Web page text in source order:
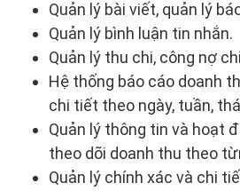
Quản lý bài viết, quản lý
Quản lý bình luận tin nhắn.
Quản lý thu chi, công nợ
Hệ thống báo cáo doanh
chi tiết theo ngày, tuần,
Quản lý thông tin và hoạt
theo dõi doanh thu theo
Quản lý chính xác và chi